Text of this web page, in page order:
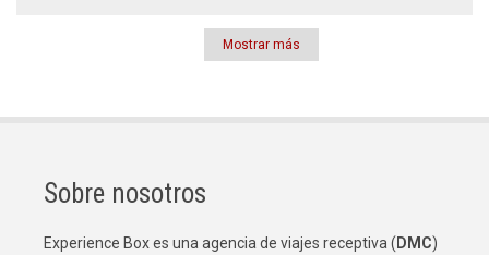
Mostrar más
Sobre nosotros
Experience Box es una agencia de viajes receptiva (DMC)